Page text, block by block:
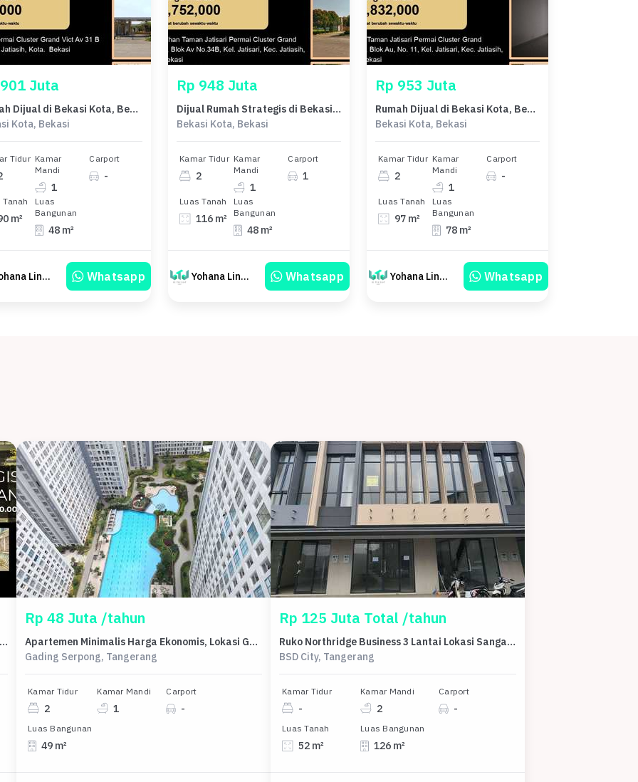
Juta
Rumah Dijual di Bekasi Kota, Bekasi, LB 48m², Harga Kompetitif!
Kota, Bekasi
Tidur Kamar
Mandi
1
Carport
-
Tanah
m²
Luas
Bangunan
48 m²
Yohana Linawati Sutanto Whatsapp
Rp 948 Juta
Dijual Rumah Strategis di Bekasi Kota, Bekasi - LT 116m²
Bekasi Kota, Bekasi
Kamar Tidur
2
Kamar
Mandi
1
Carport
1
Luas Tanah
116 m²
Luas
Bangunan
48 m²
Yohana Linawati Sutanto Whatsapp
Rp 953 Juta
Rumah Dijual di Bekasi Kota, Bekasi, LB 78m², Harga Kompetitif!
Bekasi Kota, Bekasi
Kamar Tidur
2
Kamar
Mandi
1
Carport
-
Luas Tanah
97 m²
Luas
Bangunan
78 m²
Yohana Linawati Sutanto Whatsapp
Dijual rumah Premium di Lebak Bulus, Jakarta Selatan - LT 223m²
Rp 48 Juta /tahun
Apartemen Minimalis Harga Ekonomis, Lokasi Gading Serpong, Tangerang
Gading Serpong, Tangerang
Kamar Tidur
2
Kamar Mandi
1
Carport
-
Luas Bangunan
49 m²
Rp 125 Juta Total /tahun
Ruko Northridge Business 3 Lantai Lokasi Sangat Strategis
BSD City, Tangerang
Kamar Tidur
-
Kamar Mandi
2
Carport
-
Luas Tanah
52 m²
Luas Bangunan
126 m²